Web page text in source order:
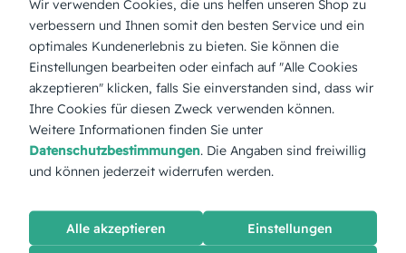
Menge:
Stückpreis: 1,40 €
Gesamtpreis: 35,00 € Inkl. MwSt. zzgl. Versand
jetzt gestalten
Wir verwenden Cookies, die uns helfen unseren Shop zu
verbessern und Ihnen somit den besten Service und ein
optimales Kundenerlebnis zu bieten. Sie können die
Einstellungen bearbeiten oder einfach auf "Alle Cookies
akzeptieren" klicken, falls Sie einverstanden sind, dass wir
Ihre Cookies für diesen Zweck verwenden können.
Weitere Informationen finden Sie unter
Datenschutzbestimmungen. Die Angaben sind freiwillig
und können jederzeit widerrufen werden.
Alle akzeptieren Einstellungen